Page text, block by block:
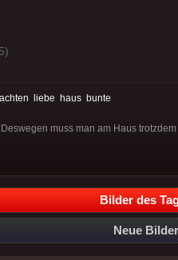
liebe haus bunte
muss man am Haus
Bilder des
Neue Bilder